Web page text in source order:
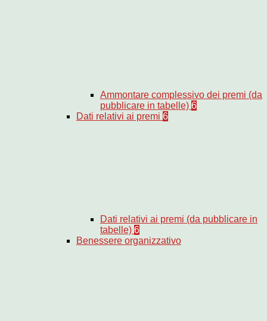
Ammontare complessivo dei premi (da
pubblicare in tabelle) 6
Dati relativi ai premi 6
Dati relativi ai premi (da pubblicare in
tabelle) 6
Benessere organizzativo